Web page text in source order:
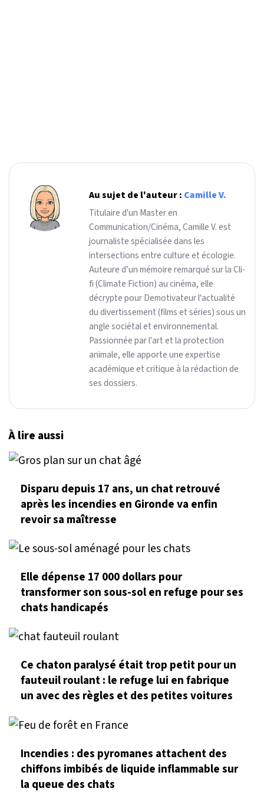
Au sujet de l'auteur : Camille V.
Titulaire d'un Master en
Communication/Cinéma, Camille V. est
journaliste spécialisée dans les
intersections entre culture et écologie.
Auteure d’un mémoire remarqué sur la Cli-
fi (Climate Fiction) au cinéma, elle
décrypte pour Demotivateur l'actualité
du divertissement (films et séries) sous un
angle sociétal et environnemental.
Passionnée par l'art et la protection
animale, elle apporte une expertise
académique et critique à la rédaction de
ses dossiers.
À lire aussi
Disparu depuis 17 ans, un chat retrouvé
après les incendies en Gironde va enfin
revoir sa maîtresse
Elle dépense 17 000 dollars pour
transformer son sous-sol en refuge pour ses
chats handicapés
Ce chaton paralysé était trop petit pour un
fauteuil roulant : le refuge lui en fabrique
un avec des règles et des petites voitures
Incendies : des pyromanes attachent des
chiffons imbibés de liquide inflammable sur
la queue des chats